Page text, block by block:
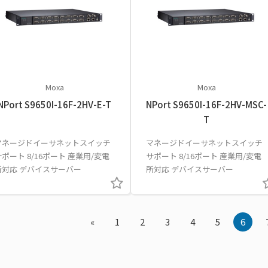
Moxa
S9650I-16F-2HV-E-T
ージドイーサネットスイッチ
ート 8/16ポート 産業用/変電
応 デバイスサーバー
Moxa
NPort S9650I-16F-2HV-MSC-
T
マネージドイーサネットスイッチ
サポート 8/16ポート 産業用/変電
所対応 デバイスサーバー
« 1 2 3 4 5 6